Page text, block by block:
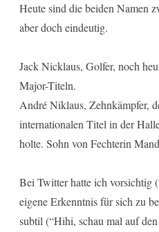
Heute sind die beiden Namen
aber doch eindeutig.
Jack Nicklaus, Golfer, noch
Major-Titeln.
André Niklaus, Zehnkämpfer,
internationalen Titel in der
holte. Sohn von Fechterin
Bei Twitter hatte ich vorsichtig
eigene Erkenntnis für sich zu
subtil (“Hihi, schau mal auf